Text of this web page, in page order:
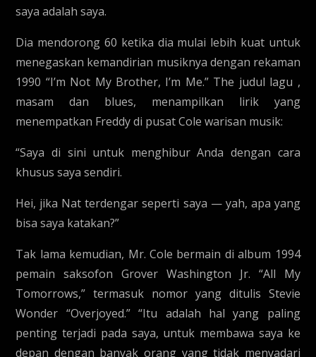
saya adalah saya.
Dia mendorong 60 ketika dia mulai lebih kuat untuk
menegaskan kemandirian musiknya dengan rekaman
1990 “I’m Not My Brother, I’m Me.” The judul lagu ,
masam dan blues, menampilkan lirik yang
menempatkan Freddy di pusat Cole warisan musik:
“Saya di sini untuk menghibur Anda dengan cara
khusus saya sendiri.
Hei, jika Nat terdengar seperti saya — yah, apa yang
bisa saya katakan?”
Tak lama kemudian, Mr. Cole bermain di album 1994
pemain saksofon Grover Washington Jr. “All My
Tomorrows,” termasuk nomor yang ditulis Stevie
Wonder “Overjoyed.” “Itu adalah hal yang paling
penting terjadi pada saya, untuk membawa saya ke
depan dengan banyak orang yang tidak menyadari